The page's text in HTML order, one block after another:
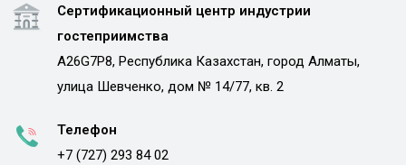
Сертификационный центр индустрии
гостеприимства
A26G7P8, Республика Казахстан, город Алматы,
улица Шевченко, дом № 14/77, кв. 2
Телефон
+7 (727) 293 84 02